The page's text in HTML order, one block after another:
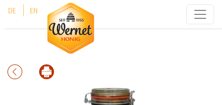
DE EN
Cookie-Einstellungen